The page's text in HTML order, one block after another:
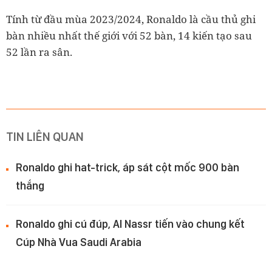
Tính từ đầu mùa 2023/2024, Ronaldo là cầu thủ ghi
bàn nhiều nhất thế giới với 52 bàn, 14 kiến tạo sau
52 lần ra sân.
TIN LIÊN QUAN
Ronaldo ghi hat-trick, áp sát cột mốc 900 bàn
thắng
Ronaldo ghi cú đúp, Al Nassr tiến vào chung kết
Cúp Nhà Vua Saudi Arabia